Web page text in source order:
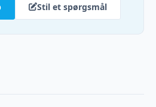
Stil et spørgsmål